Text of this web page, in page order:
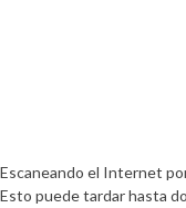
Escaneando el Internet
Esto puede tardar hasta